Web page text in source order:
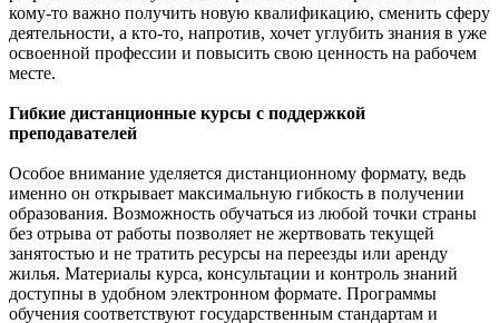
кому-то важно получить новую квалификацию, сменить сферу
деятельности, а кто-то, напротив, хочет углубить знания в уже
освоенной профессии и повысить свою ценность на рабочем
месте.
Гибкие дистанционные курсы с поддержкой
преподавателей
Особое внимание уделяется дистанционному формату, ведь
именно он открывает максимальную гибкость в получении
образования. Возможность обучаться из любой точки страны
без отрыва от работы позволяет не жертвовать текущей
занятостью и не тратить ресурсы на переезды или аренду
жилья. Материалы курса, консультации и контроль знаний
доступны в удобном электронном формате. Программы
обучения соответствуют государственным стандартам и